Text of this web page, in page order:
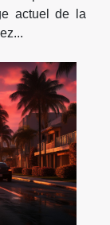
actuel de la